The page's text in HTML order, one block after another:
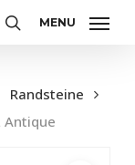
MENU
Randsteine
Antique